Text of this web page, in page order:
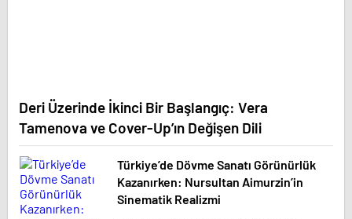
Deri Üzerinde İkinci Bir Başlangıç: Vera
Tamenova ve Cover-Up’ın Değişen Dili
Türkiye’de Dövme Sanatı Görünürlük
Kazanırken: Nursultan Aimurzin’in
Sinematik Realizmi